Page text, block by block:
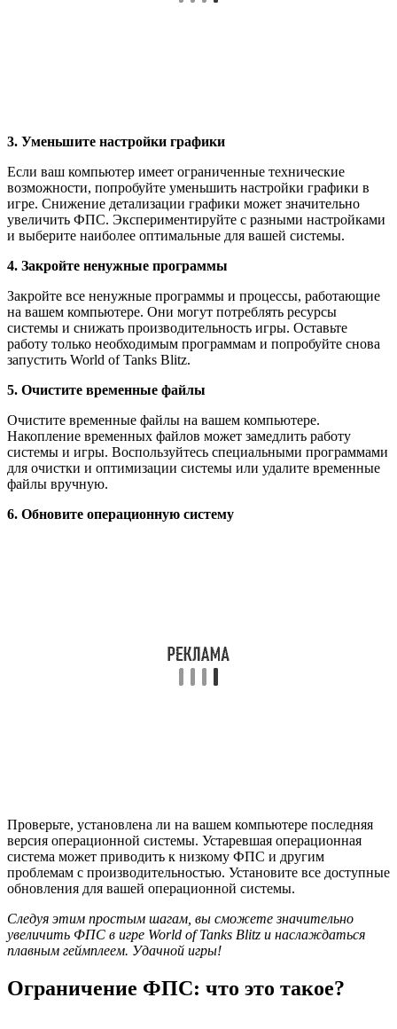
3. Уменьшите настройки графики
Если ваш компьютер имеет ограниченные технические
возможности, попробуйте уменьшить настройки графики в
игре. Снижение детализации графики может значительно
увеличить ФПС. Экспериментируйте с разными настройками
и выберите наиболее оптимальные для вашей системы.
4. Закройте ненужные программы
Закройте все ненужные программы и процессы, работающие
на вашем компьютере. Они могут потреблять ресурсы
системы и снижать производительность игры. Оставьте
работу только необходимым программам и попробуйте снова
запустить World of Tanks Blitz.
5. Очистите временные файлы
Очистите временные файлы на вашем компьютере.
Накопление временных файлов может замедлить работу
системы и игры. Воспользуйтесь специальными программами
для очистки и оптимизации системы или удалите временные
файлы вручную.
6. Обновите операционную систему
Проверьте, установлена ли на вашем компьютере последняя
версия операционной системы. Устаревшая операционная
система может приводить к низкому ФПС и другим
проблемам с производительностью. Установите все доступные
обновления для вашей операционной системы.
Следуя этим простым шагам, вы сможете значительно
увеличить ФПС в игре World of Tanks Blitz и наслаждаться
плавным геймплеем. Удачной игры!
Ограничение ФПС: что это такое?